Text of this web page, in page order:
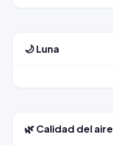
🌙 Luna
🌿 Calidad del aire